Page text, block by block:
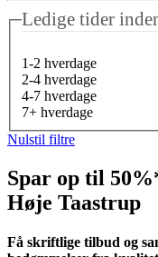
Ledige tider
1-2 hverdage
2-4 hverdage
4-7 hverdage
7+ hverdage
Nulstil filtre
Spar op til
Høje Taastrup
Få skriftlige tilbud og